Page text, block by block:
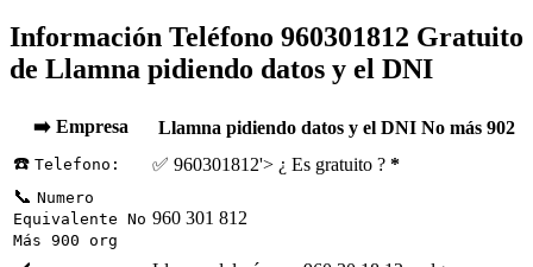
Información Teléfono 960301812 Gratuito
de Llamna pidiendo datos y el DNI
➡️ Empresa
Llamna pidiendo datos y el DNI No más 902
☎️ Telefono: ✅ 960301812'> ¿ Es gratuito ? *
📞 Numero
Equivalente No
Más 900 org
960 301 812